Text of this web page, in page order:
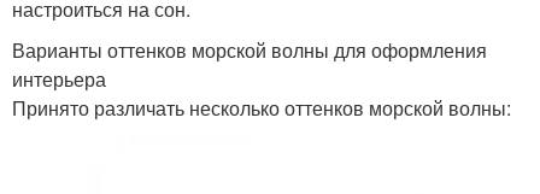
настроиться на сон.
Варианты оттенков морской волны для оформления
интерьера
Принято различать несколько оттенков морской волны: